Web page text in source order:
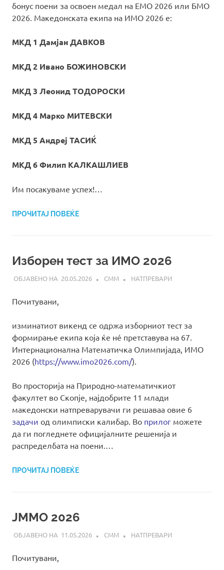
бонус поени за освоен медал на EMO 2026 или БМО
2026. Македонската екипа на ИМО 2026 е:
МКД 1 Дамјан ДАВКОВ
МКД 2 Ивано БОЖИНОВСКИ
МКД 3 Леонид ТОДОРОСКИ
МКД 4 Марко МИТЕВСКИ
МКД 5 Андреј ТАСИЌ
МКД 6 Филип КАЛКАШЛИЕВ
Им посакуваме успех!…
ПРОЧИТАЈ ПОВЕЌЕ
Изборен тест за ИМО 2026
20.05.2026 СММ НАТПРЕВАРИ
Почитувани,
изминатиот викенд се одржа изборниот тест за
формирање екипа која ќе нé претставува на 67.
Интернационална Математичка Олимпијада, ИМО
2026 (https://www.imo2026.com/).
Во просторија на Природно-математичкиот
факултет во Скопје, најдобрите 11 млади
македонски натпреварувачи ги решаваa овие 6
задачи од олимписки калибар. Во прилог можете
да ги погледнете официјалните решенија и
распределбата на поени.…
ПРОЧИТАЈ ПОВЕЌЕ
ЈММО 2026
11.05.2026 СММ НАТПРЕВАРИ
Почитувани,